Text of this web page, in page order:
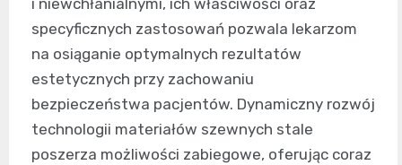
i niewchłanialnymi, ich właściwości oraz
specyficznych zastosowań pozwala lekarzom
na osiąganie optymalnych rezultatów
estetycznych przy zachowaniu
bezpieczeństwa pacjentów. Dynamiczny rozwój
technologii materiałów szewnych stale
poszerza możliwości zabiegowe, oferując coraz